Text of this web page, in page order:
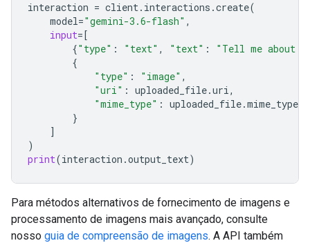
interaction = client. interactions .create(
model="gemini-3.6-flash" ,
input=[
{"type" : "text" , "text" :
"Tell me about
{
"type" : "image" ,
"uri" : uploaded_file.uri,
"mime_type" : uploaded_file.mime_type
}
]
)
print(interaction .output_text)
Para métodos alternativos de fornecimento de imagens e
processamento de imagens mais avançado, consulte
nosso guia de compreensão de imagens. A API também